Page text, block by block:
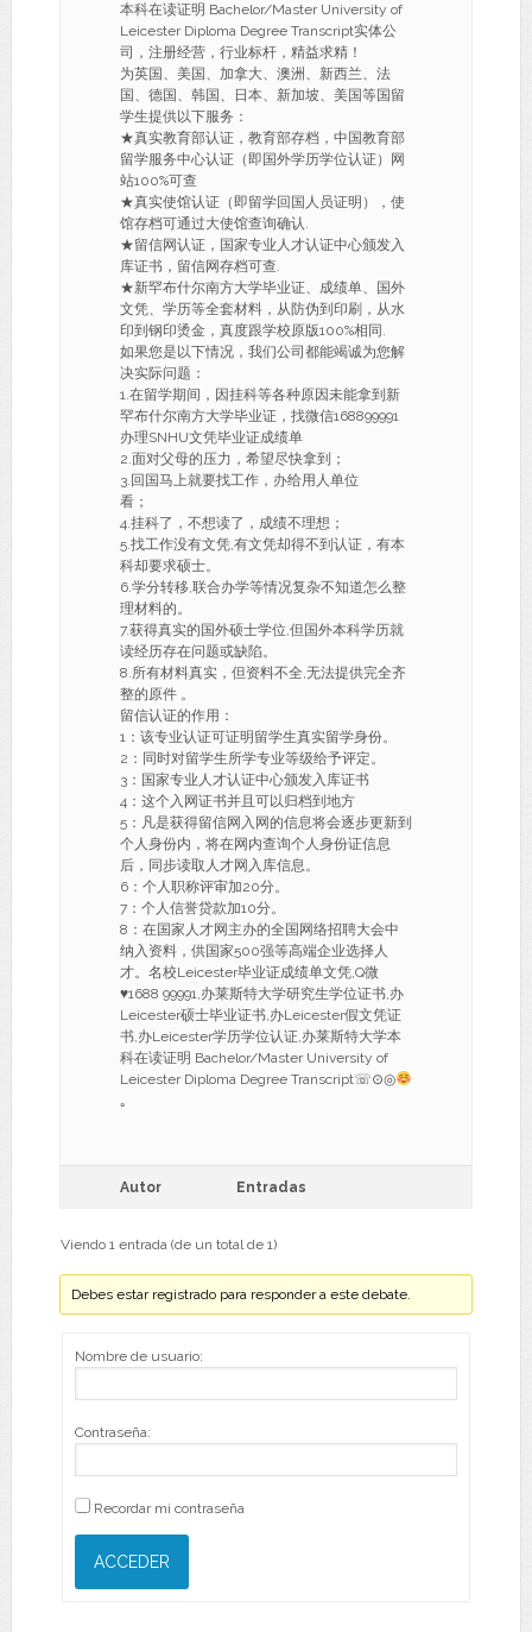
本科在读证明 Bachelor/Master University of
Leicester Diploma Degree Transcript实体公
司，注册经营，行业标杆，精益求精！
为英国、美国、加拿大、澳洲、新西兰、法
国、德国、韩国、日本、新加坡、美国等国留
学生提供以下服务：
★真实教育部认证，教育部存档，中国教育部
留学服务中心认证（即国外学历学位认证）网
站100%可查
★真实使馆认证（即留学回国人员证明），使
馆存档可通过大使馆查询确认.
★留信网认证，国家专业人才认证中心颁发入
库证书，留信网存档可查.
★新罕布什尔南方大学毕业证、成绩单、国外
文凭、学历等全套材料，从防伪到印刷，从水
印到钢印烫金，真度跟学校原版100%相同.
如果您是以下情况，我们公司都能竭诚为您解
决实际问题：
1.在留学期间，因挂科等各种原因未能拿到新
罕布什尔南方大学毕业证，找微信168899991
办理SNHU文凭毕业证成绩单
2.面对父母的压力，希望尽快拿到；
3.回国马上就要找工作，办给用人单位
看；
4.挂科了，不想读了，成绩不理想；
5.找工作没有文凭,有文凭却得不到认证，有本
科却要求硕士。
6.学分转移,联合办学等情况复杂不知道怎么整
理材料的。
7.获得真实的国外硕士学位,但国外本科学历就
读经历存在问题或缺陷。
8.所有材料真实，但资料不全,无法提供完全齐
整的原件 。
留信认证的作用：
1：该专业认证可证明留学生真实留学身份。
2：同时对留学生所学专业等级给予评定。
3：国家专业人才认证中心颁发入库证书
4：这个入网证书并且可以归档到地方
5：凡是获得留信网入网的信息将会逐步更新到
个人身份内，将在网内查询个人身份证信息
后，同步读取人才网入库信息。
6：个人职称评审加20分。
7：个人信誉贷款加10分。
8：在国家人才网主办的全国网络招聘大会中
纳入资料，供国家500强等高端企业选择人
才。名校Leicester毕业证成绩单文凭,Q微
♥1688 99991,办莱斯特大学研究生学位证书,办
Leicester硕士毕业证书,办Leicester假文凭证
书,办Leicester学历学位认证,办莱斯特大学本
科在读证明 Bachelor/Master University of
Leicester Diploma Degree Transcript☏⊙◎
｡
Autor Entradas
Viendo 1 entrada (de un total de 1)
Debes estar registrado para responder a este debate.
Nombre de usuario:
Contraseña:
Recordar mi contraseña
ACCEDER